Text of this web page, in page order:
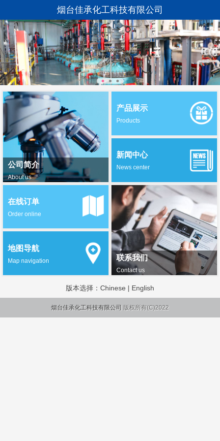
烟台佳承化工科技有限公司
公司简介
About us
产品展示
Products
新闻中心
News center
联系我们
Contact us
在线订单
Order online
地图导航
Map navigation
版本选择： Chinese | English
烟台佳承化工科技有限公司 版权所有(C)2022